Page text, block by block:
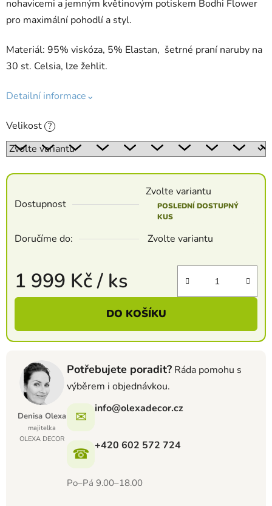
nohavicemi a jemným květinovým potiskem Bodhi Flower
pro maximální pohodlí a styl.
Materiál: 95% viskóza, 5% Elastan, šetrné praní naruby na
30 st. Celsia, lze žehlit.
Detailní informace⌄
Velikost ?
Dostupnost
Zvolte variantu
POSLEDNÍ DOSTUPNÝ
KUS
Doručíme do: Zvolte variantu
1 999 Kč/ ks
Měrná cena:
DO KOŠÍKU
Denisa Olexa
majitelka
OLEXA DECOR
Potřebujete poradit? Ráda pomohu s
výběrem i objednávkou.
✉ info@olexadecor.cz
☎ +420 602 572 724
Po–Pá 9.00–18.00